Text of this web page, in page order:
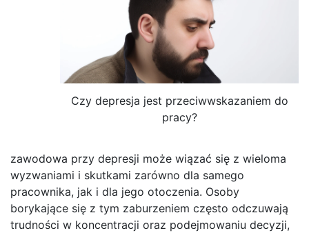
Czy depresja jest przeciwwskazaniem do
pracy?
zawodowa przy depresji może wiązać się z wieloma
wyzwaniami i skutkami zarówno dla samego
pracownika, jak i dla jego otoczenia. Osoby
borykające się z tym zaburzeniem często odczuwają
trudności w koncentracji oraz podejmowaniu decyzji,